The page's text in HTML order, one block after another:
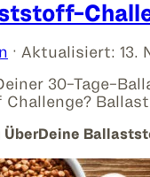
· Aktualisiert: 13.
30-Tage-
ÜberDeine